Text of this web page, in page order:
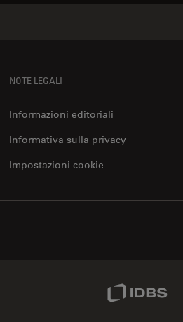
NOTE LEGALI
Informazioni editoriali
Informativa sulla privacy
Impostazioni cookie